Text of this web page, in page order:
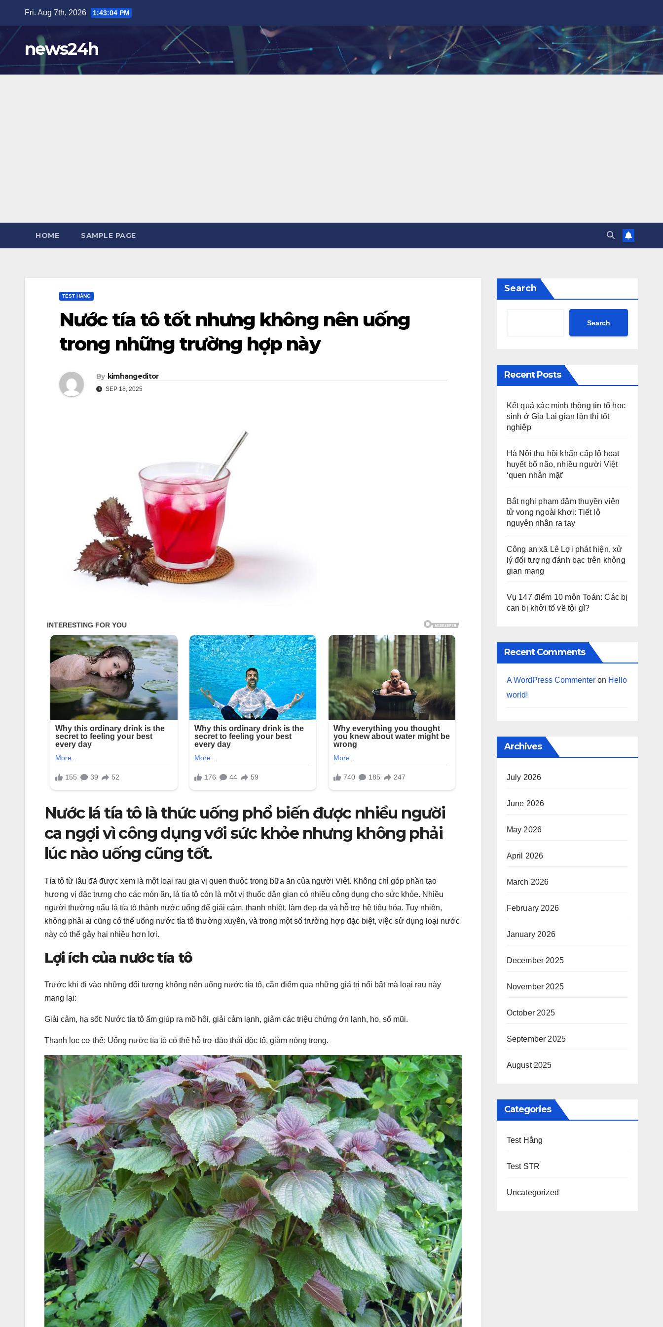
content
Fri. Aug 7th, 2026 1:43:05 PM
news24h
HOME SAMPLE PAGE
TEST HẰNG
Nước tía tô tốt nhưng không nên uống
trong những trường hợp này
By kimhangeditor
SEP 18, 2025
Nước lá tía tô là thức uống phổ biến được nhiều người
ca ngợi vì công dụng với sức khỏe nhưng không phải
lúc nào uống cũng tốt.
Tía tô từ lâu đã được xem là một loại rau gia vị quen thuộc trong bữa ăn của người Việt. Không chỉ góp phần tạo
hương vị đặc trưng cho các món ăn, lá tía tô còn là một vị thuốc dân gian có nhiều công dụng cho sức khỏe. Nhiều
người thường nấu lá tía tô thành nước uống để giải cảm, thanh nhiệt, làm đẹp da và hỗ trợ hệ tiêu hóa. Tuy nhiên,
không phải ai cũng có thể uống nước tía tô thường xuyên, và trong một số trường hợp đặc biệt, việc sử dụng loại nước
này có thể gây hại nhiều hơn lợi.
Lợi ích của nước tía tô
Trước khi đi vào những đối tượng không nên uống nước tía tô, cần điểm qua những giá trị nổi bật mà loại rau này
mang lại:
Giải cảm, hạ sốt: Nước tía tô ấm giúp ra mồ hôi, giải cảm lạnh, giảm các triệu chứng ớn lạnh, ho, sổ mũi.
Thanh lọc cơ thể: Uống nước tía tô có thể hỗ trợ đào thải độc tố, giảm nóng trong.
Search
Search
Recent Posts
Kết quả xác minh thông tin tố học
sinh ở Gia Lai gian lận thi tốt
nghiệp
Hà Nội thu hồi khẩn cấp lô hoạt
huyết bổ não, nhiều người Việt
‘quen nhẵn mặt’
Bắt nghi phạm đâm thuyền viên
tử vong ngoài khơi: Tiết lộ
nguyên nhân ra tay
Công an xã Lê Lợi phát hiện, xử
lý đối tượng đánh bạc trên không
gian mạng
Vụ 147 điểm 10 môn Toán: Các bị
can bị khởi tố về tội gì?
Recent Comments
A WordPress Commenteron Hello
world!
Archives
July 2026
June 2026
May 2026
April 2026
March 2026
February 2026
January 2026
December 2025
November 2025
October 2025
September 2025
August 2025
Categories
Test Hằng
Test STR
Uncategorized